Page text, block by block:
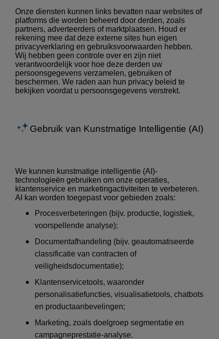
Onze diensten kunnen links bevatten naar websites of
platforms die worden beheerd door derden, zoals
partners, adverteerders of marktplaatsen. Houd er
rekening mee dat deze externe sites hun eigen
privacyverklaring en gebruiksvoorwaarden hebben.
Wij hebben geen controle over en zijn niet
verantwoordelijk voor hoe deze derden uw
persoonsgegevens verzamelen, gebruiken of
beschermen. We raden aan hun privacy beleid te
bekijken voordat u persoonsgegevens verstrekt.
Gebruik van Kunstmatige Intelligentie (AI)
We kunnen kunstmatige intelligentie (AI)-
technologieën gebruiken om onze operaties,
klantenservice en marketingactiviteiten te verbeteren.
AI kan worden toegepast voor gebieden zoals:
Procesverbeteringen (bijv. productie, logistiek,
voorspellende analyse);
Documentafhandeling (bijv. geautomatiseerde
classificatie van contracten of
veiligheidsdocumentatie);
Klantenservicetools, waaronder
personalisatiefuncties, visualisatietools, chatbots
en productaanbevelingen;
Marketing, zoals doelgroep segmentatie en
campagneprestatie-analyse.